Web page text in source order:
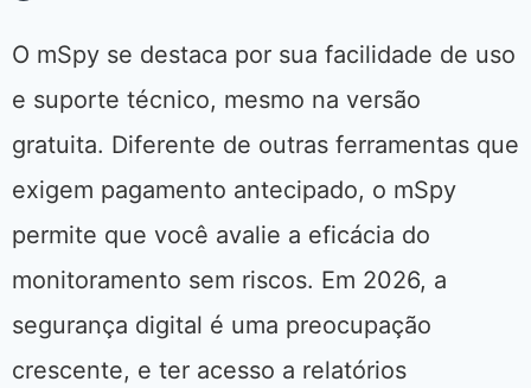
O mSpy se destaca por sua facilidade de uso
e suporte técnico, mesmo na versão
gratuita. Diferente de outras ferramentas que
exigem pagamento antecipado, o mSpy
permite que você avalie a eficácia do
monitoramento sem riscos. Em 2026, a
segurança digital é uma preocupação
crescente, e ter acesso a relatórios